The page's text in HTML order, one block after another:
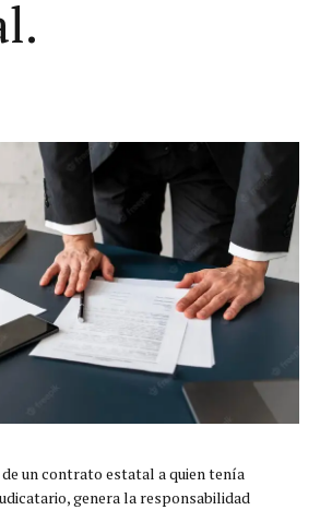
de un contrato estatal a quien tenía
genera la responsabilidad